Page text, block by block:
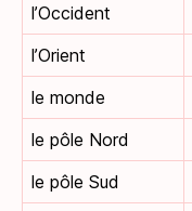
l’Occident
l’Orient
le monde
le pôle Nord
le pôle Sud